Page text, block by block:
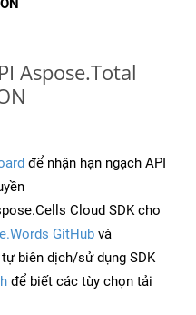
Aspose.Total
để nhận hạn ngạch API
Cloud SDK cho
GitHub và
biên dịch/sử dụng SDK
để biết các tùy chọn tải